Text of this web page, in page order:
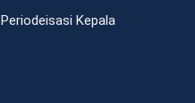
Periodeisasi Kepala